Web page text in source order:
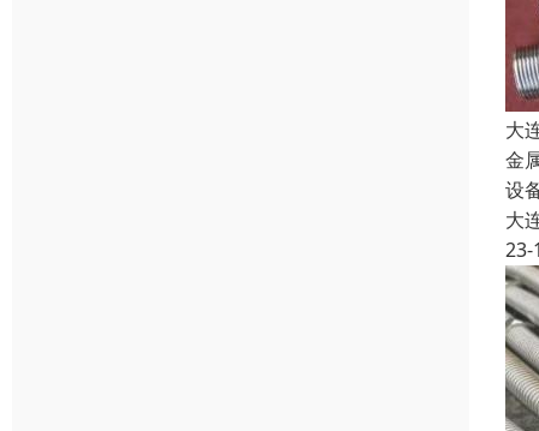
大
金
设
大
23-